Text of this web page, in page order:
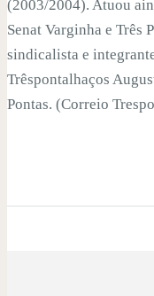
(2003/2004). Atuou
Senat Varginha e Três
sindicalista e
Trêspontalhaços
Pontas. (Correio